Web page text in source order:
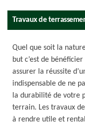
Travaux de
Quel que soit la
but c’est de
assurer la réussite
indispensable de ne
la durabilité de votre
terrain. Les travaux
à rendre utile et